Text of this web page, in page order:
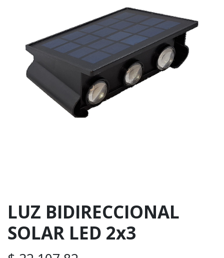
LUZ BIDIRECCIONAL
SOLAR LED 2x3